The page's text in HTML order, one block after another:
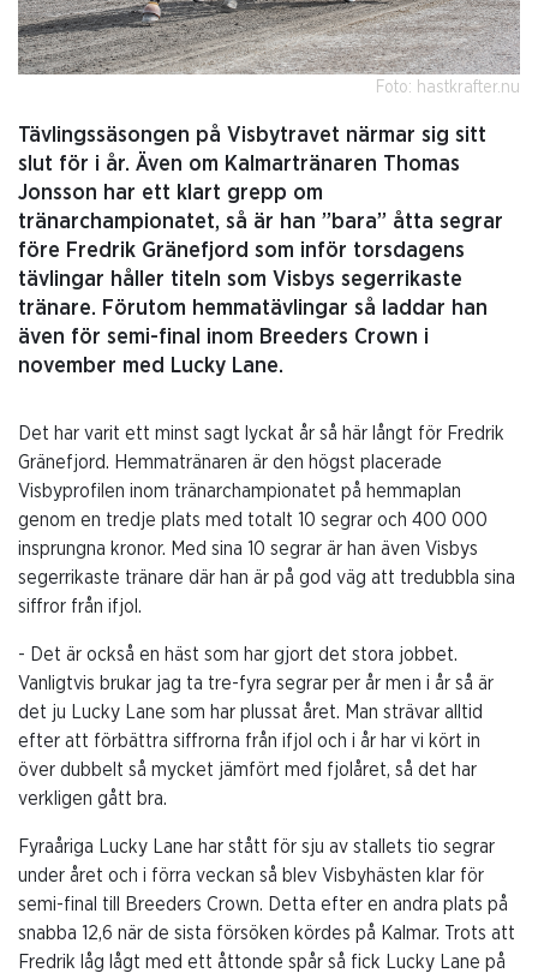
Foto: hastkrafter.nu
Tävlingssäsongen på Visbytravet närmar sig sitt
slut för i år. Även om Kalmartränaren Thomas
Jonsson har ett klart grepp om
tränarchampionatet, så är han ”bara” åtta segrar
före Fredrik Gränefjord som inför torsdagens
tävlingar håller titeln som Visbys segerrikaste
tränare. Förutom hemmatävlingar så laddar han
även för semi-final inom Breeders Crown i
november med Lucky Lane.
Det har varit ett minst sagt lyckat år så här långt för Fredrik
Gränefjord. Hemmatränaren är den högst placerade
Visbyprofilen inom tränarchampionatet på hemmaplan
genom en tredje plats med totalt 10 segrar och 400 000
insprungna kronor. Med sina 10 segrar är han även Visbys
segerrikaste tränare där han är på god väg att tredubbla sina
siffror från ifjol.
- Det är också en häst som har gjort det stora jobbet.
Vanligtvis brukar jag ta tre-fyra segrar per år men i år så är
det ju Lucky Lane som har plussat året. Man strävar alltid
efter att förbättra siffrorna från ifjol och i år har vi kört in
över dubbelt så mycket jämfört med fjolåret, så det har
verkligen gått bra.
Fyraåriga Lucky Lane har stått för sju av stallets tio segrar
under året och i förra veckan så blev Visbyhästen klar för
semi-final till Breeders Crown. Detta efter en andra plats på
snabba 12,6 när de sista försöken kördes på Kalmar. Trots att
Fredrik låg lågt med ett åttonde spår så fick Lucky Lane på